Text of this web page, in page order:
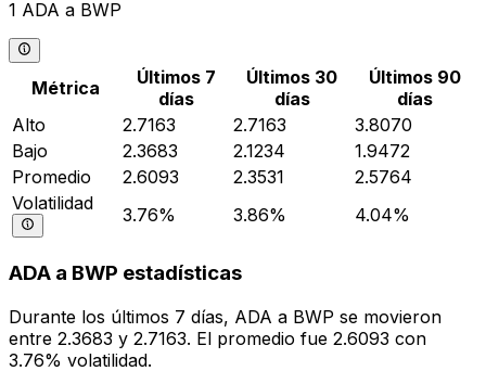
1 ADA a BWP
Métrica
Últimos 7
días
Últimos 30
días
Últimos 90
días
Alto
2.7163 2.7163
3.8070
Bajo
2.3683 2.1234
1.9472
Promedio
2.6093 2.3531
2.5764
Volatilidad
3.76% 3.86% 4.04%
ADA a BWP estadísticas
Durante los últimos 7 días, ADA a BWP se movieron
entre 2.3683 y 2.7163. El promedio fue 2.6093 con
3.76% volatilidad.